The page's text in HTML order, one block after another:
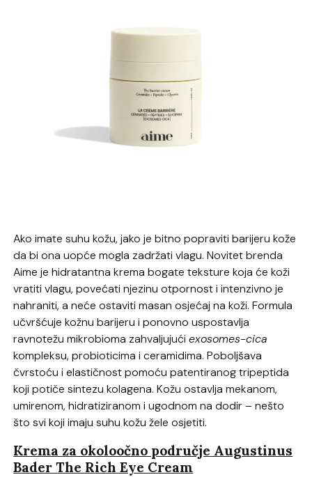
Ako imate suhu kožu, jako je bitno popraviti barijeru kože
da bi ona uopće mogla zadržati vlagu. Novitet brenda
Aime je hidratantna krema bogate teksture koja će koži
vratiti vlagu, povećati njezinu otpornost i intenzivno je
nahraniti, a neće ostaviti masan osjećaj na koži. Formula
učvršćuje kožnu barijeru i ponovno uspostavlja
ravnotežu mikrobioma zahvaljujućiexosomes-cica
kompleksu, probioticima i ceramidima. Poboljšava
čvrstoću i elastičnost pomoću patentiranog tripeptida
koji potiče sintezu kolagena. Kožu ostavlja mekanom,
umirenom, hidratiziranom i ugodnom na dodir – nešto
što svi koji imaju suhu kožu žele osjetiti.
Krema za okoloočno područje Augustinus
Bader The Rich Eye Cream